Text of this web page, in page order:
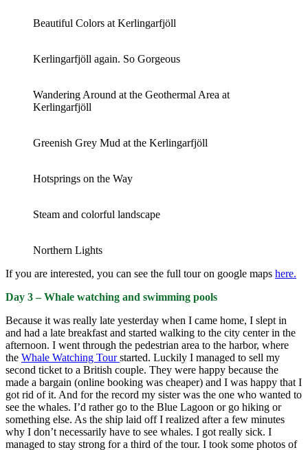
Beautiful Colors at Kerlingarfjöll
Kerlingarfjöll again. So Gorgeous
Wandering Around at the Geothermal Area at
Kerlingarfjöll
Greenish Grey Mud at the Kerlingarfjöll
Hotsprings on the Way
Steam and colorful landscape
Northern Lights
If you are interested, you can see the full tour on google maps here.
Day 3 – Whale watching and swimming pools
Because it was really late yesterday when I came home, I slept in
and had a late breakfast and started walking to the city center in the
afternoon. I went through the pedestrian area to the harbor, where
the Whale Watching Tourstarted. Luckily I managed to sell my
second ticket to a British couple. They were happy because the
made a bargain (online booking was cheaper) and I was happy that I
got rid of it. And for the record my sister was the one who wanted to
see the whales. I’d rather go to the Blue Lagoon or go hiking or
something else. As the ship laid off I realized after a few minutes
why I don’t necessarily have to see whales. I got really sick. I
managed to stay strong for a third of the tour. I took some photos of